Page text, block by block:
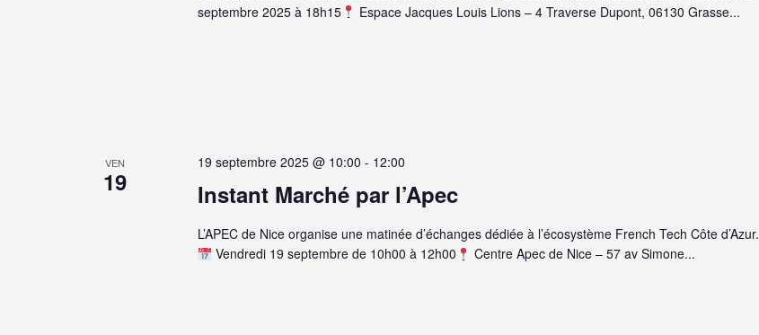
septembre 2025 à 18h15
Espace Jacques Louis Lions – 4 Traverse Dupont, 06130 Grasse...
VEN
19 Instant Marché par l’Apec
19 septembre 2025 @ 10:00 - 12:00
L’APEC de Nice organise une matinée d’échanges dédiée à l’écosystème French Tech Côte d’Azur.
Vendredi 19 septembre de 10h00 à 12h00
Centre Apec de Nice – 57 av Simone...